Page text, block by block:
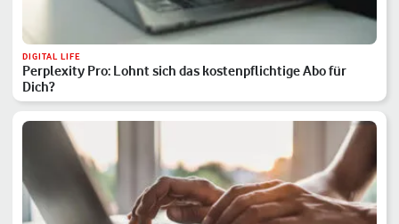
DIGITAL LIFE
Perplexity Pro: Lohnt sich das kostenpflichtige Abo für
Dich?